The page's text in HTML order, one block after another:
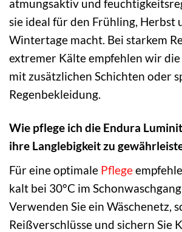
atmungsaktiv und
sie ideal für den Frühling, Herbst
Wintertage macht. Bei starkem
extremer Kälte empfehlen wir
mit zusätzlichen Schichten oder
Regenbekleidung.
Wie pflege ich die Endura
ihre Langlebigkeit zu
Für eine optimale Pflege
kalt bei 30°C im
Verwenden Sie ein Wäschenetz,
Reißverschlüsse und sichern Sie